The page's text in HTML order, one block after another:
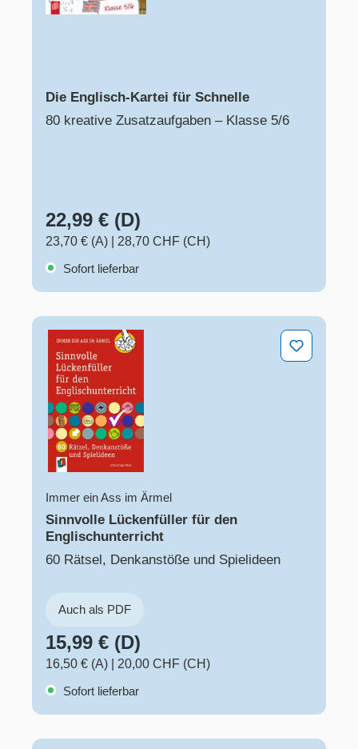
Die Englisch-Kartei für Schnelle
80 kreative Zusatzaufgaben – Klasse 5/6
22,99 € (D)
23,70 € (A)
28,70 CHF (CH)
Sofort lieferbar
Sinnvolle Lückenfüller für den Englischunterricht
Immer ein Ass im Ärmel
Sinnvolle Lückenfüller für den
Englischunterricht
60 Rätsel, Denkanstöße und Spielideen
Auch als PDF
15,99 € (D)
16,50 € (A)
20,00 CHF (CH)
Sofort lieferbar